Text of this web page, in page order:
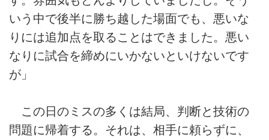
いう中で後半に勝ち越した場面でも、悪いな
りには追加点を取ることはできました。悪い
なりに試合を締めにいかないといけないです
が」
この日のミスの多くは結局、判断と技術の
問題に帰着する。それは、相手に頼らずに、